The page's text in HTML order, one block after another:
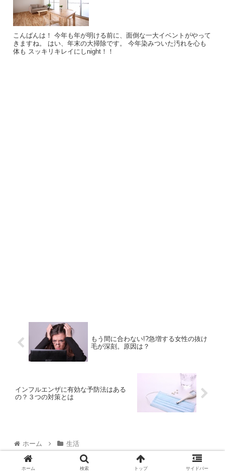
こんばんは！ 今年も年が明ける前に、面倒な一大イベントがやって
きますね。 はい、年末の大掃除です。 今年染みついた汚れを心も
体も スッキリキレイにしnight！！
もう間に合わない!?急増する女性の抜け
毛が深刻。原因は？
インフルエンザに有効な予防法はある
の？３つの対策とは
ホーム 生活
ホーム 検索 トップ サイドバー